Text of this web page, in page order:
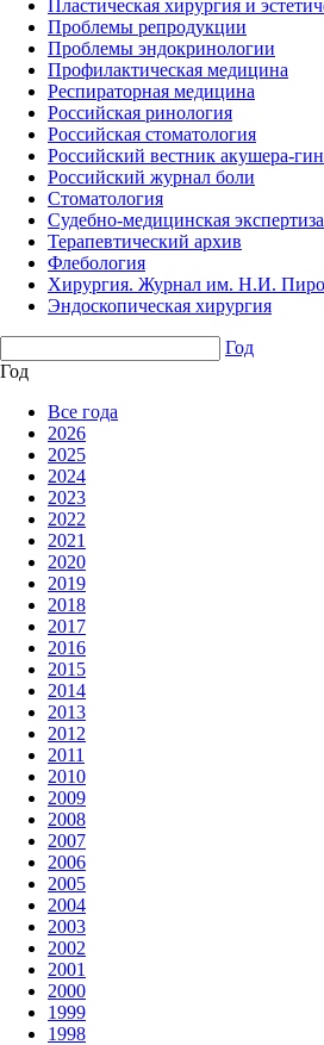
Пластическая хирургия и
Проблемы репродукции
Проблемы эндокринологии
Профилактическая медицина
Респираторная медицина
Российская ринология
Российская стоматология
Российский вестник акушера-
Российский журнал боли
Стоматология
Судебно-медицинская экспертиза
Терапевтический архив
Флебология
Хирургия. Журнал им. Н.И.
Эндоскопическая хирургия
Год
Год
Все года
2026
2025
2024
2023
2022
2021
2020
2019
2018
2017
2016
2015
2014
2013
2012
2011
2010
2009
2008
2007
2006
2005
2004
2003
2002
2001
2000
1999
1998